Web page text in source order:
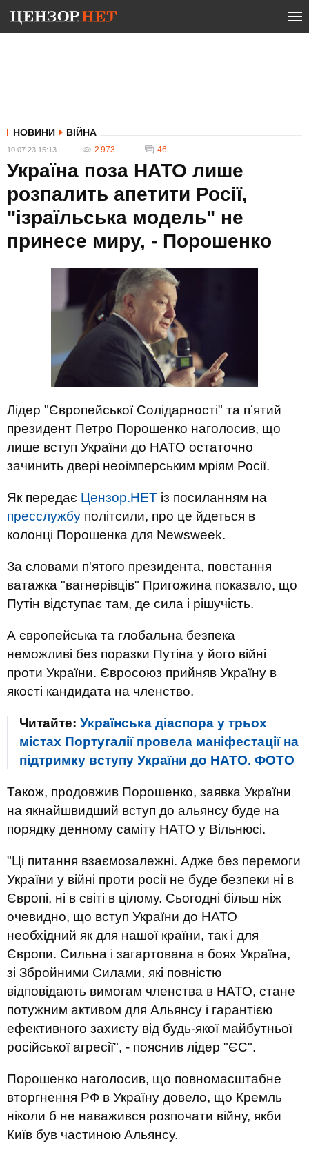
НОВИНИ ВІЙНА
10.07.23 15:13 2 973 46
Україна поза НАТО лише
розпалить апетити Росії,
"ізраїльська модель" не
принесе миру, - Порошенко
Лідер "Європейської Солідарності" та п’ятий
президент Петро Порошенко наголосив, що
лише вступ України до НАТО остаточно
зачинить двері неоімперським мріям Росії.
Як передає Цензор.НЕТ із посиланням на
пресслужбу політсили, про це йдеться в
колонці Порошенка для Newsweek.
За словами п'ятого президента, повстання
ватажка "вагнерівців" Пригожина показало, що
Путін відступає там, де сила і рішучість.
А європейська та глобальна безпека
неможливі без поразки Путіна у його війні
проти України. Євросоюз прийняв Україну в
якості кандидата на членство.
Читайте: Українська діаспора у трьох
містах Португалії провела маніфестації на
підтримку вступу України до НАТО. ФОТО
Також, продовжив Порошенко, заявка України
на якнайшвидший вступ до альянсу буде на
порядку денному саміту НАТО у Вільнюсі.
"Ці питання взаємозалежні. Адже без перемоги
України у війні проти росії не буде безпеки ні в
Європі, ні в світі в цілому. Сьогодні більш ніж
очевидно, що вступ України до НАТО
необхідний як для нашої країни, так і для
Європи. Сильна і загартована в боях Україна,
зі Збройними Силами, які повністю
відповідають вимогам членства в НАТО, стане
потужним активом для Альянсу і гарантією
ефективного захисту від будь-якої майбутньої
російської агресії", - пояснив лідер "ЄС".
Порошенко наголосив, що повномасштабне
вторгнення РФ в Україну довело, що Кремль
ніколи б не наважився розпочати війну, якби
Київ був частиною Альянсу.